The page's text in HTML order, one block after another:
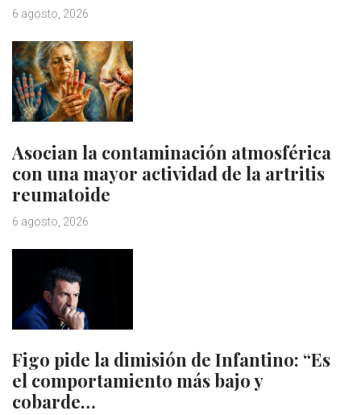
6 agosto, 2026
Asocian la contaminación atmosférica
con una mayor actividad de la artritis
reumatoide
6 agosto, 2026
Figo pide la dimisión de Infantino: “Es
el comportamiento más bajo y
cobarde…